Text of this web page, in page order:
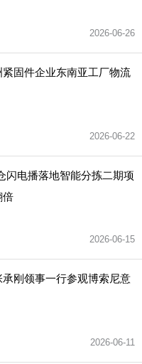
2026-06-26
固件企业东南亚工厂物流
2026-06-22
闪电播落地智能分拣二期项
倍
2026-06-15
刚领事一行参观博索尼意
2026-06-11